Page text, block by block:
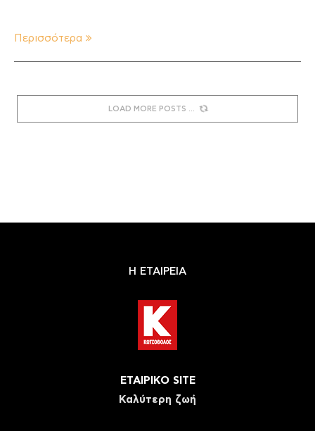
Περισσότερα
LOAD MORE POSTS
Η ΕΤΑΙΡΕΙΑ
ΕΤΑΙΡΙΚΟ SITE
Καλύτερη ζωή